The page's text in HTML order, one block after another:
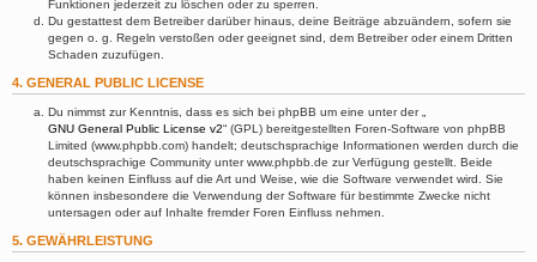
Funktionen jederzeit zu löschen oder zu sperren.
Du gestattest dem Betreiber darüber hinaus, deine Beiträge abzuändern, sofern sie
gegen o. g. Regeln verstoßen oder geeignet sind, dem Betreiber oder einem Dritten
Schaden zuzufügen.
4. GENERAL PUBLIC LICENSE
Du nimmst zur Kenntnis, dass es sich bei phpBB um eine unter der „
GNU General Public License v2“ (GPL) bereitgestellten Foren-Software von phpBB
Limited (www.phpbb.com) handelt; deutschsprachige Informationen werden durch die
deutschsprachige Community unter www.phpbb.de zur Verfügung gestellt. Beide
haben keinen Einfluss auf die Art und Weise, wie die Software verwendet wird. Sie
können insbesondere die Verwendung der Software für bestimmte Zwecke nicht
untersagen oder auf Inhalte fremder Foren Einfluss nehmen.
5. GEWÄHRLEISTUNG